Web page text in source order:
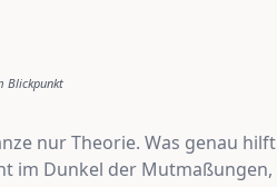
Blickpunkt
nur Theorie. Was genau hilft
im Dunkel der Mutmaßungen,